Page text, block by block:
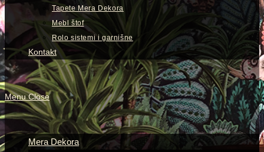
Tapete Mera Dekora
Mebl štof
Rolo sistemi i garnišne
Kontakt
Menu Close
Mera Dekora